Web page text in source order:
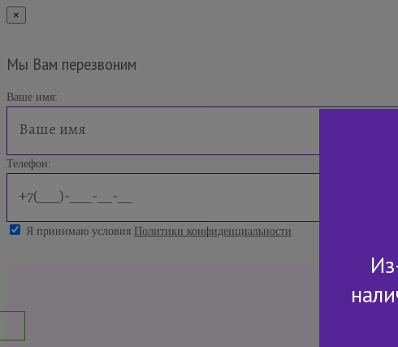
×
Мы Вам перезвоним
Ваше имя:
Телефон:
Я принимаю условия Политики конфиденциальности